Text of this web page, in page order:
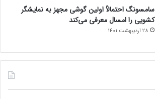
سامسونگ احتمالاً اولین گوشی مجهز به نمایشگر
کشویی را امسال معرفی می‌کند
28 اردیبهشت 1401